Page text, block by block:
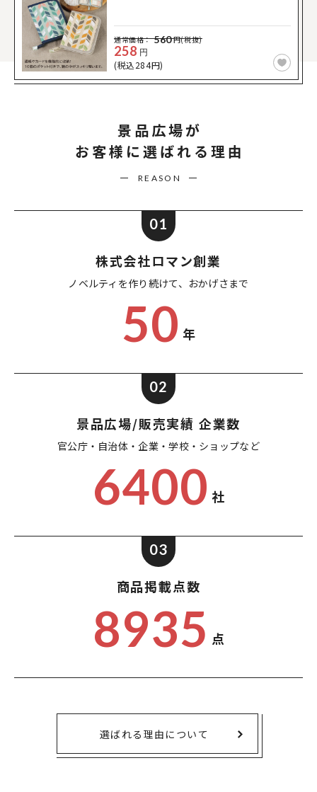
通常価格： 560円(税抜)
258 円
(税込284円)
景品広場が
お客様に選ばれる理由
REASON
01
株式会社ロマン創業
ノベルティを作り続けて、 おかげさまで
50 年
02
景品広場/販売実績 企業数
官公庁・自治体・企業・学校・ショップなど
6400 社
03
商品掲載点数
8935 点
選ばれる理由について